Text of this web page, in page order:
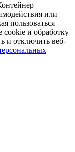
или
пользоваться
cookie и обработку
и отключить веб-